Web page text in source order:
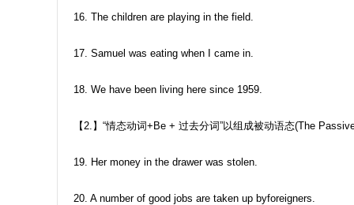
16. The children are playing in the field.
17. Samuel was eating when I came in.
18. We have been living here since 1959.
【2.】“情态动词+Be + 过去分词”以组成被动语态(The
19. Her money in the drawer was stolen.
20. A number of good jobs are taken up byforeigners.